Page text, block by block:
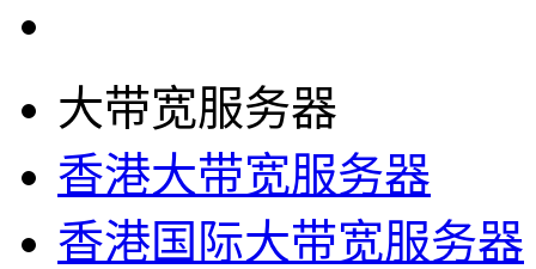
大带宽服务器
香港大带宽服务器
香港国际大带宽服务器